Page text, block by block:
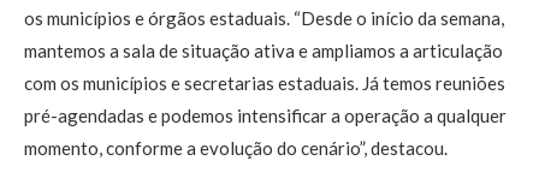
os municípios e órgãos estaduais. “Desde o início da semana,
mantemos a sala de situação ativa e ampliamos a articulação
com os municípios e secretarias estaduais. Já temos reuniões
pré-agendadas e podemos intensificar a operação a qualquer
momento, conforme a evolução do cenário”, destacou.